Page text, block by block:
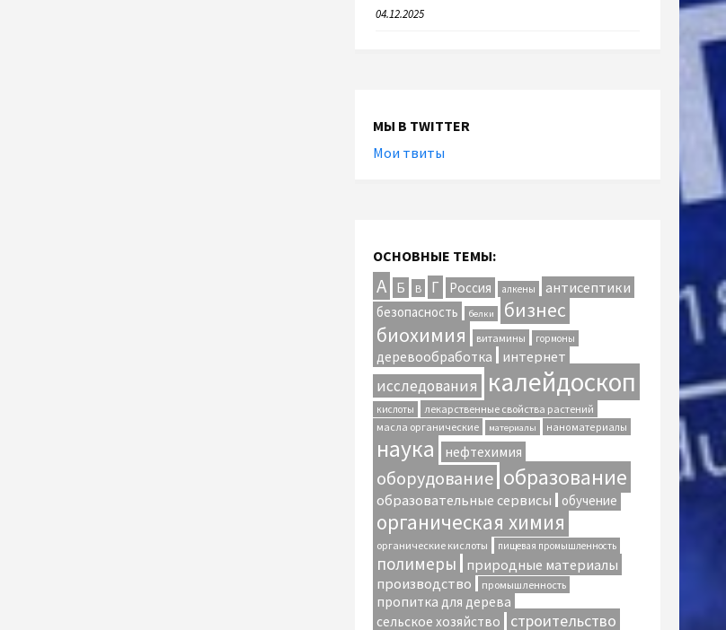
04.12.2025
МЫ В TWITTER
Мои твиты
ОСНОВНЫЕ ТЕМЫ:
А Б В Г Россия алкены антисептики
безопасность белки бизнес
биохимия витамины гормоны
деревообработка интернет
исследования калейдоскоп
кислоты
лекарственные свойства растений
масла органические
материалы наноматериалы
наука нефтехимия
оборудование образование
образовательные сервисы обучение
органическая химия
органические кислоты пищевая промышленность
полимеры
природные материалы
производство
промышленность
пропитка для дерева
сельское хозяйство
строительство